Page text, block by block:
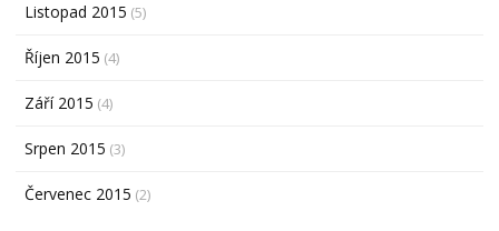
Listopad 2015 (5)
Říjen 2015 (4)
Září 2015 (4)
Srpen 2015 (3)
Červenec 2015 (2)